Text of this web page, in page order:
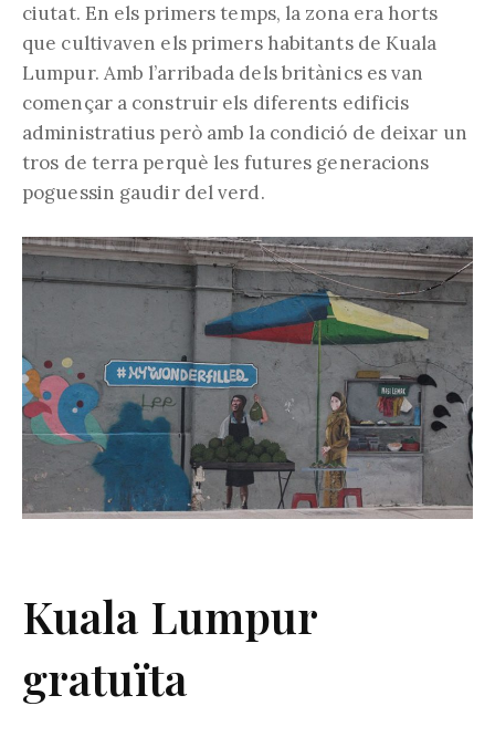
ciutat. En els primers temps, la zona era horts
que cultivaven els primers habitants de Kuala
Lumpur. Amb l’arribada dels britànics es van
començar a construir els diferents edificis
administratius però amb la condició de deixar un
tros de terra perquè les futures generacions
poguessin gaudir del verd.
Kuala Lumpur
gratuïta